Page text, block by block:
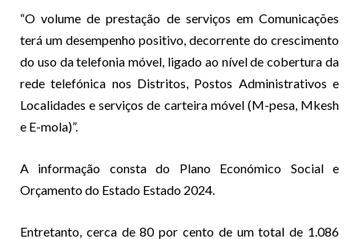
“O volume de prestação de serviços em Comunicações
terá um desempenho positivo, decorrente do crescimento
do uso da telefonia móvel, ligado ao nível de cobertura da
rede telefónica nos Distritos, Postos Administrativos e
Localidades e serviços de carteira móvel (M-pesa, Mkesh
e E-mola)”.
A informação consta do Plano Económico Social e
Orçamento do Estado Estado 2024.
Entretanto, cerca de 80 por cento de um total de 1.086